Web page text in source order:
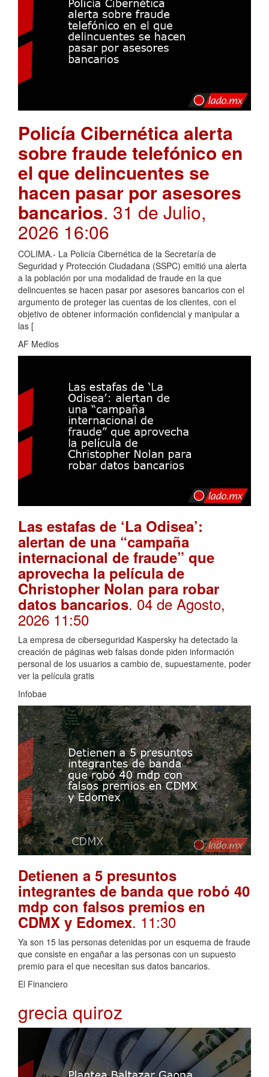
Policía Cibernética alerta
sobre fraude telefónico en
el que delincuentes se
hacen pasar por asesores
bancarios. 31 de Julio,
2026 16:06
COLIMA.- La Policía Cibernética de la Secretaría de
Seguridad y Protección Ciudadana (SSPC) emitió una alerta
a la población por una modalidad de fraude en la que
delincuentes se hacen pasar por asesores bancarios con el
argumento de proteger las cuentas de los clientes, con el
objetivo de obtener información confidencial y manipular a
las [
AF Medios
Las estafas de ‘La Odisea’:
alertan de una “campaña
internacional de fraude” que
aprovecha la película de
Christopher Nolan para robar
datos bancarios. 04 de Agosto,
2026 11:50
La empresa de ciberseguridad Kaspersky ha detectado la
creación de páginas web falsas donde piden información
personal de los usuarios a cambio de, supuestamente, poder
ver la película gratis
Infobae
Detienen a 5 presuntos
integrantes de banda que robó 40
mdp con falsos premios en
CDMX y Edomex. 11:30
Ya son 15 las personas detenidas por un esquema de fraude
que consiste en engañar a las personas con un supuesto
premio para el que necesitan sus datos bancarios.
El Financiero
grecia quiroz